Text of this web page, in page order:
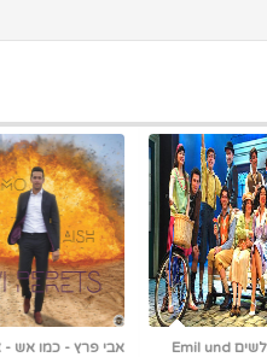
כמו אש - אלבום
מפלצת של בית -